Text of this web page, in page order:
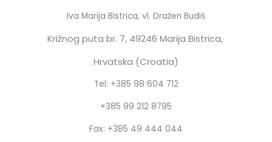
Iva Marija Bistrica, vl. Dražen Budiš
Križnog puta br. 7, 49246 Marija Bistrica,
Hrvatska (Croatia)
Tel: +385 98 604 712
+385 99 212 8795
Fax: +385 49 444 044